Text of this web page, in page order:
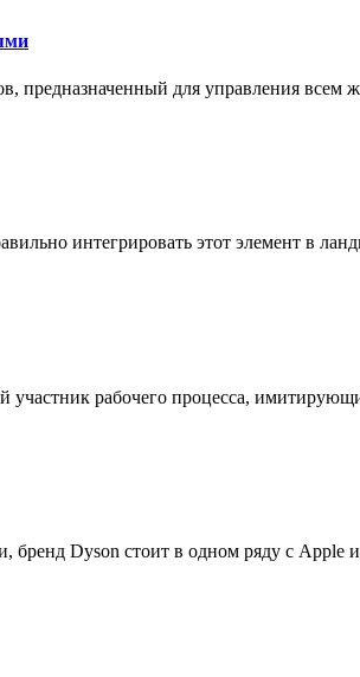
предназначенный для управления
интегрировать этот элемент в
рабочего процесса,
бренд Dyson стоит в одном ряду с Apple